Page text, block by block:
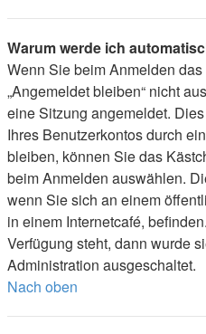
Warum werde ich
Wenn Sie beim Anmelden
„Angemeldet bleiben“ nicht
eine Sitzung angemeldet.
Ihres Benutzerkontos durch
bleiben, können Sie das
beim Anmelden auswählen.
wenn Sie sich an einem
in einem Internetcafé,
Verfügung steht, dann wurde
Administration ausgeschaltet.
Nach oben